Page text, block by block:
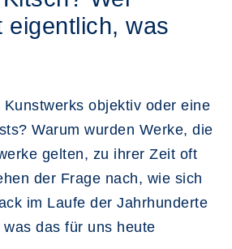
eigentlich, was
objektiv oder eine
Warum wurden Werke, die
gelten, zu ihrer Zeit oft
der Frage nach, wie sich
im Laufe der Jahrhunderte
das für uns heute